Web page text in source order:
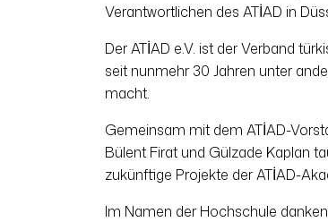
Verantwortlichen des ATİAD in
Der ATİAD e.V. ist der Verband
seit nunmehr 30 Jahren unter
macht.
Gemeinsam mit dem ATİAD-
Bülent Firat und Gülzade Kaplan
zukünftige Projekte der ATİAD-
Im Namen der Hochschule